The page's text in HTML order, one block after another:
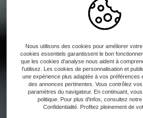
Nous utilisons des cookies pour améliorer
cookies essentiels garantissent le bon
que les cookies d'analyse nous aident à
l'utilisez. Les cookies de personnalisation et
une expérience plus adaptée à vos préférences
des annonces pertinentes. Vous contrôlez
paramètres du navigateur. En continuant,
politique. Pour plus d'infos, consultez notre
Confidentialité. Profitez pleinement de